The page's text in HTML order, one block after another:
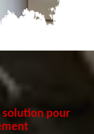
solution pour